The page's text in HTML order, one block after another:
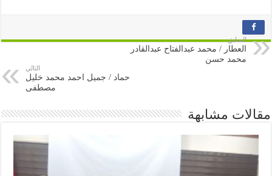
السابق
العطار / محمد عبدالفتاح عبدالقادر
محمد حسن
التالي
حماد / جميل احمد محمد خليل
مصطفى
مقالات مشابهة